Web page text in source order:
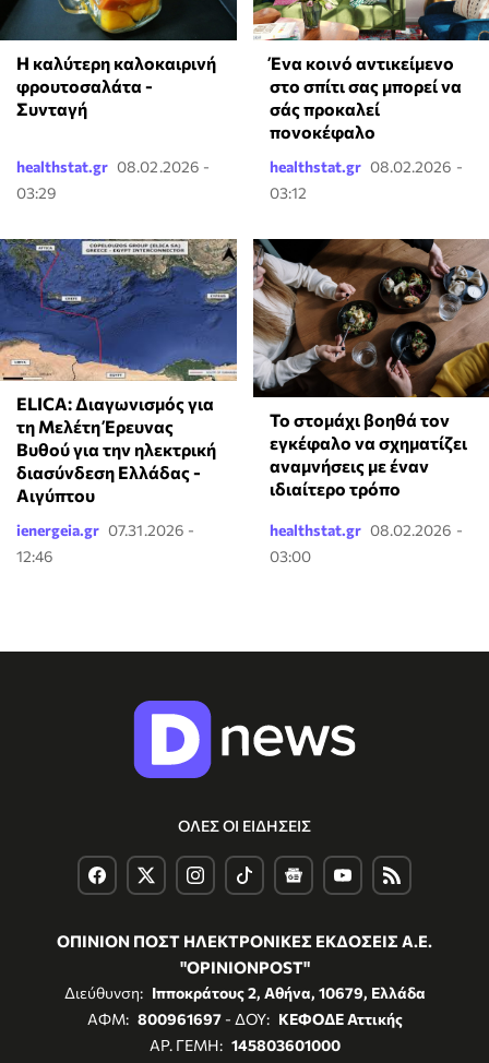
Η καλύτερη καλοκαιρινή
φρουτοσαλάτα -
Συνταγή
healthstat.gr 08.02.2026 -
03:29
Ένα κοινό αντικείμενο
στο σπίτι σας μπορεί να
σάς προκαλεί
πονοκέφαλο
healthstat.gr 08.02.2026 -
03:12
ELICA: Διαγωνισμός για
τη Μελέτη Έρευνας
Βυθού για την ηλεκτρική
διασύνδεση Ελλάδας -
Αιγύπτου
ienergeia.gr 07.31.2026 -
12:46
Το στομάχι βοηθά τον
εγκέφαλο να σχηματίζει
αναμνήσεις με έναν
ιδιαίτερο τρόπο
healthstat.gr 08.02.2026 -
03:00
ΟΛΕΣ ΟΙ ΕΙΔΗΣΕΙΣ
ΟΠΙΝΙΟΝ ΠΟΣΤ ΗΛΕΚΤΡΟΝΙΚΕΣ ΕΚΔΟΣΕΙΣ Α.Ε.
"OPINIONPOST"
Διεύθυνση: Ιπποκράτους 2, Αθήνα, 10679, Ελλάδα
ΑΦΜ: 800961697- ΔΟΥ: ΚΕΦΟΔΕ Αττικής
ΑΡ. ΓΕΜΗ: 145803601000